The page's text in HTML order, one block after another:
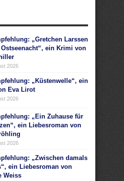
„Gretchen Larssen
ein Krimi von
2026
„Küstenwelle“, ein
Eva Lirot
2026
„Ein Zuhause für
ein Liebesroman von
2026
„Zwischen damals
ein Liebesroman von
Weiss